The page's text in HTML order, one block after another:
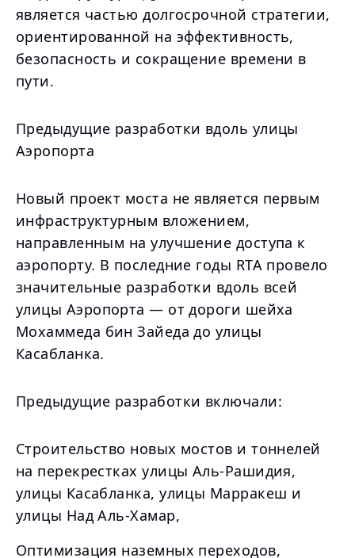
является частью долгосрочной стратегии,
ориентированной на эффективность,
безопасность и сокращение времени в
пути.
Предыдущие разработки вдоль улицы
Аэропорта
Новый проект моста не является первым
инфраструктурным вложением,
направленным на улучшение доступа к
аэропорту. В последние годы RTA провело
значительные разработки вдоль всей
улицы Аэропорта — от дороги шейха
Мохаммеда бин Зайеда до улицы
Касабланка.
Предыдущие разработки включали:
Строительство новых мостов и тоннелей
на перекрестках улицы Аль-Рашидия,
улицы Касабланка, улицы Марракеш и
улицы Над Аль-Хамар,
Оптимизация наземных переходов,